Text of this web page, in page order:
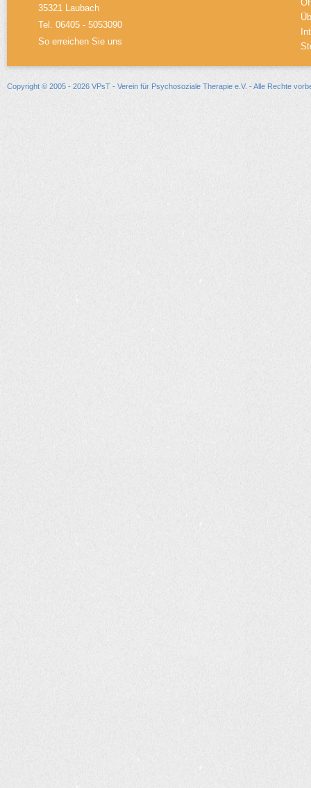
35321 Laubach
Tel. 06405 - 5053090
So erreichen Sie uns
Copyright © 2005 - 2026 VPsT - Verein für Psychosoziale Therapie e.V. - Alle Rechte